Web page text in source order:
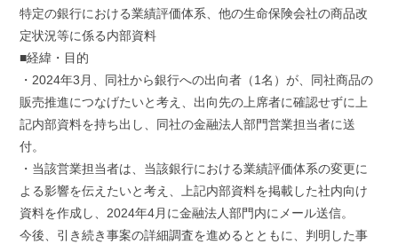
特定の銀行における業績評価体系、他の生命保険会社の商品改
定状況等に係る内部資料
■経緯・目的
・2024年3月、同社から銀行への出向者（1名）が、同社商品の
販売推進につなげたいと考え、出向先の上席者に確認せずに上
記内部資料を持ち出し、同社の金融法人部門営業担当者に送
付。
・当該営業担当者は、当該銀行における業績評価体系の変更に
よる影響を伝えたいと考え、上記内部資料を掲載した社内向け
資料を作成し、2024年4月に金融法人部門内にメール送信。
今後、引き続き事案の詳細調査を進めるとともに、判明した事